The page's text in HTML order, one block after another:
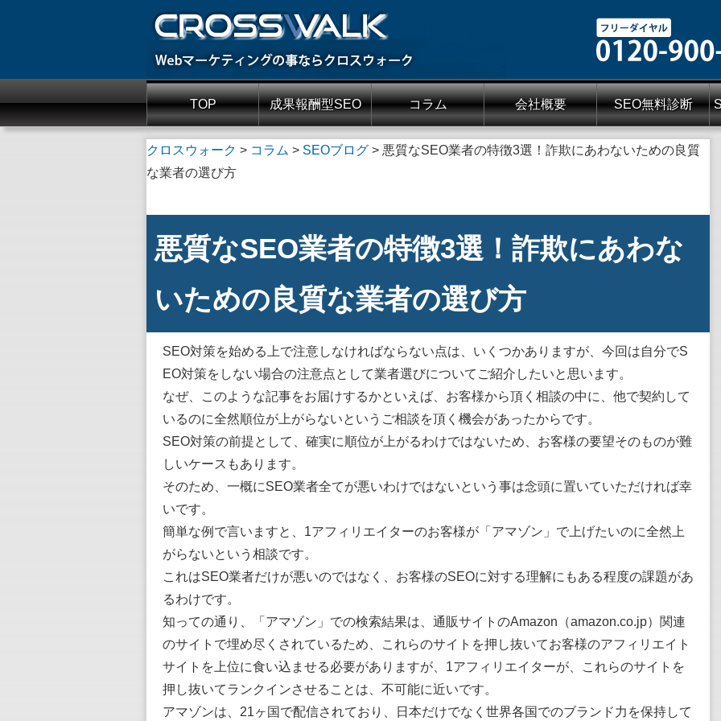
TOP 成果報酬型SEO コラム 会社概要 SEO無料診断
クロスウォーク > コラム > SEOブログ > 悪質なSEO業者の特徴3選！詐欺にあわないための良質
な業者の選び方
悪質なSEO業者の特徴3選！詐欺にあわな
いための良質な業者の選び方
SEO対策を始める上で注意しなければならない点は、いくつかありますが、今回は自分でS
EO対策をしない場合の注意点として業者選びについてご紹介したいと思います。
なぜ、このような記事をお届けするかといえば、お客様から頂く相談の中に、他で契約して
いるのに全然順位が上がらないというご相談を頂く機会があったからです。
SEO対策の前提として、確実に順位が上がるわけではないため、お客様の要望そのものが難
しいケースもあります。
そのため、一概にSEO業者全てが悪いわけではないという事は念頭に置いていただければ幸
いです。
簡単な例で言いますと、1アフィリエイターのお客様が「アマゾン」で上げたいのに全然上
がらないという相談です。
これはSEO業者だけが悪いのではなく、お客様のSEOに対する理解にもある程度の課題があ
るわけです。
知っての通り、「アマゾン」での検索結果は、通販サイトのAmazon（amazon.co.jp）関連
のサイトで埋め尽くされているため、これらのサイトを押し抜いてお客様のアフィリエイト
サイトを上位に食い込ませる必要がありますが、1アフィリエイターが、これらのサイトを
押し抜いてランクインさせることは、不可能に近いです。
アマゾンは、21ヶ国で配信されており、日本だけでなく世界各国でのブランド力を保持して